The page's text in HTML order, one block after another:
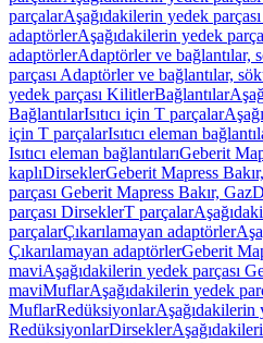
parçalarAşağıdakilerin yedek
adaptörlerAşağıdakilerin yedek
adaptörlerAdaptörler ve bağlantılar,
parçası Adaptörler ve bağlantılar,
yedek parçası KilitlerBağlantılar
BağlantılarIsıtıcı için T parçalar
için T parçalarIsıtıcı eleman
Isıtıcı eleman bağlantılarıGeberit
kaplıDirseklerGeberit Mapress
parçası Geberit Mapress Bakır, Gaz
parçası DirseklerT parçalar
parçalarÇıkarılamayan adaptörler
Çıkarılamayan adaptörlerGeberit
maviAşağıdakilerin yedek parçası
maviMuflarAşağıdakilerin yedek
MuflarRedüksiyonlarAşağıdakilerin
RedüksiyonlarDirsekler